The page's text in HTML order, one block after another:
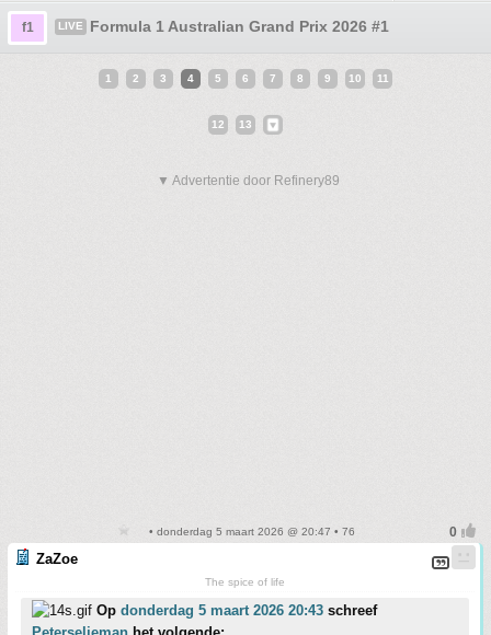
f1 LIVE Formula 1 Australian Grand Prix 2026 #1
1 2 3 4 5 6 7 8 9 10 11
12 13
▼ Advertentie door Refinery89
• donderdag 5 maart 2026 @ 20:47 • 76
ZaZoe
The spice of life
Op donderdag 5 maart 2026 20:43 schreef